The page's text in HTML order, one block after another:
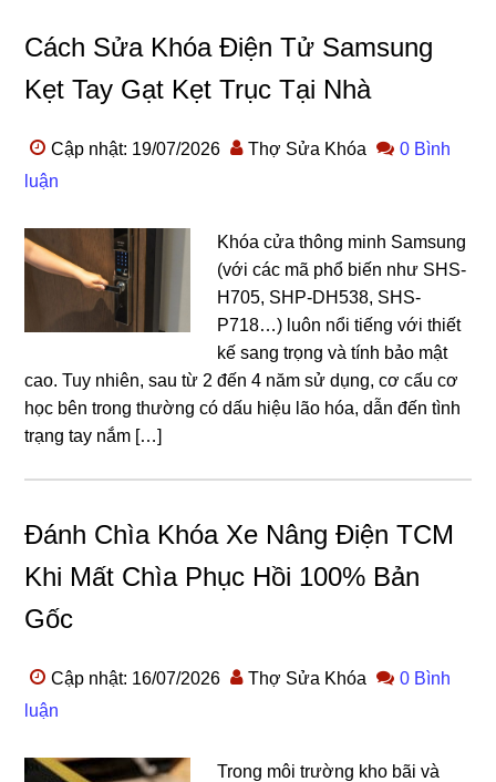
Cách Sửa Khóa Điện Tử Samsung
Kẹt Tay Gạt Kẹt Trục Tại Nhà
Cập nhật: 19/07/2026 Thợ Sửa Khóa
0 Bình
luận
Khóa cửa thông minh Samsung
(với các mã phổ biến như SHS-
H705, SHP-DH538, SHS-
P718…) luôn nổi tiếng với thiết
kế sang trọng và tính bảo mật
cao. Tuy nhiên, sau từ 2 đến 4 năm sử dụng, cơ cấu cơ
học bên trong thường có dấu hiệu lão hóa, dẫn đến tình
trạng tay nắm […]
Đánh Chìa Khóa Xe Nâng Điện TCM
Khi Mất Chìa Phục Hồi 100% Bản
Gốc
Cập nhật: 16/07/2026 Thợ Sửa Khóa
0 Bình
luận
Trong môi trường kho bãi và